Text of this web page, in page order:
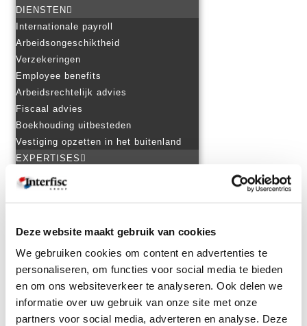
Deze website maakt gebruik van cookies
We gebruiken cookies om content en advertenties te
personaliseren, om functies voor social media te bieden
en om ons websiteverkeer te analyseren. Ook delen we
informatie over uw gebruik van onze site met onze
partners voor social media, adverteren en analyse. Deze
DIENSTEN
Internationale payroll
Arbeidsongeschiktheid
Verzekeringen
Employee benefits
Arbeidsrechtelijk advies
Fiscaal advies
Boekhouding uitbesteden
Vestiging opzetten in het buitenland
EXPERTISES
Personeel in het buitenland
Internationale tewerkstelling
Praktische landeninformatie
WIE BENT U
Internationale werkgever
Werknemer
Adviseur en Partner
WIE ZIJN WIJ